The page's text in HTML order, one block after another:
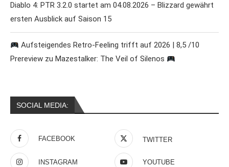
Diablo 4: PTR 3.2.0 startet am 04.08.2026 – Blizzard gewährt
ersten Ausblick auf Saison 15
Aufsteigendes Retro-Feeling trifft auf 2026 | 8,5 /10
Prereview zu Mazestalker: The Veil of Silenos
SOCIAL MEDIA:
FACEBOOK TWITTER
INSTAGRAM YOUTUBE